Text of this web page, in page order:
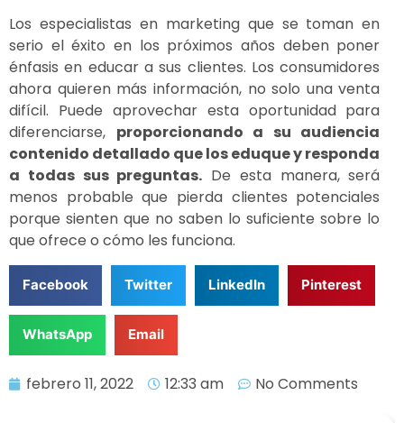
Los especialistas en marketing que se toman en
serio el éxito en los próximos años deben poner
énfasis en educar a sus clientes. Los consumidores
ahora quieren más información, no solo una venta
difícil. Puede aprovechar esta oportunidad para
diferenciarse, proporcionando a su audiencia
contenido detallado que los eduque y responda
a todas sus preguntas. De esta manera, será
menos probable que pierda clientes potenciales
porque sienten que no saben lo suficiente sobre lo
que ofrece o cómo les funciona.
Facebook Twitter LinkedIn Pinterest
WhatsApp Email
febrero 11, 2022 12:33 am No Comments